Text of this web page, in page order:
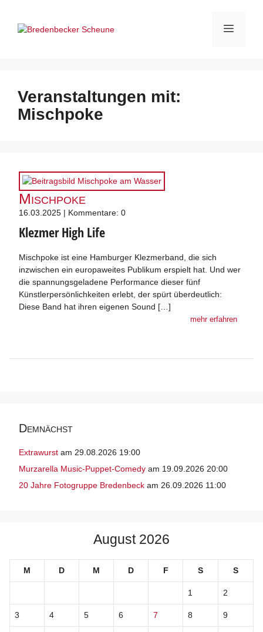
springen
Menü
Veranstaltungen mit:
Mischpoke
Mischpoke
16.03.2025 | Kommentare: 0
Klezmer High Life
Mischpoke ist eine Hamburger Klezmerband, die sich
inzwischen ein europaweites Publikum erspielt hat. Und wer
die spannungsgeladene Performance dieser fünf
Künstlerpersönlichkeiten erlebt, der spürt überdeutlich:
Diese Band hat ihren eigenen Sound […]
mehr erfahren
Demnächst
Extrawurst am 29.08.2026 19:00
Murzarella Music-Puppet-Comedy am 19.09.2026 20:00
20 Jahre Fotogruppe Bredenbeck am 26.09.2026 11:00
August 2026
M D M D F S S
1 2
3 4 5 6 7 8 9